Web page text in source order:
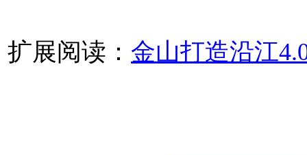
扩展阅读： 金山打造沿江